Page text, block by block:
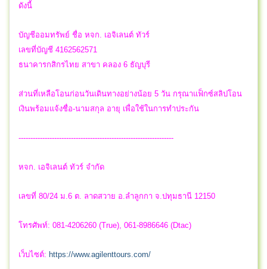
ดังนี้
บัญชีออมทรัพย์ ชื่อ หจก. เอจิเลนต์ ทัวร์
เลขที่บัญชี 4162562571
ธนาคารกสิกรไทย สาขา คลอง 6 ธัญบุรี
ส่วนที่เหลือโอนก่อนวันเดินทางอย่างน้อย 5 วัน กรุณาแฟ็กซ์สลิปโอน
เงินพร้อมแจ้งชื่อ-นามสกุล อายุ เพื่อใช้ในการทำประกัน
-----------------------------------------------------------------
หจก. เอจิเลนต์ ทัวร์ จำกัด
เลขที่ 80/24 ม.6 ต. ลาดสวาย อ.ลำลูกกา จ.ปทุมธานี 12150
โทรศัพท์: 081-4206260 (True), 061-8986646 (Dtac)
เว็บไซต์: https://www.agilenttours.com/